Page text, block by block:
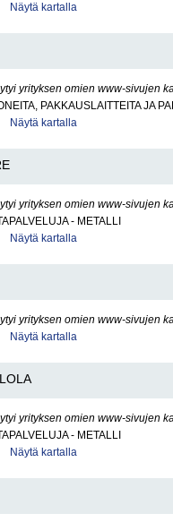
Näytä kartalla
yrityksen omien www-sivujen
PAKKAUSLAITTEITA JA
Näytä kartalla
yrityksen omien www-sivujen
- METALLI
Näytä kartalla
yrityksen omien www-sivujen
Näytä kartalla
yrityksen omien www-sivujen
- METALLI
Näytä kartalla